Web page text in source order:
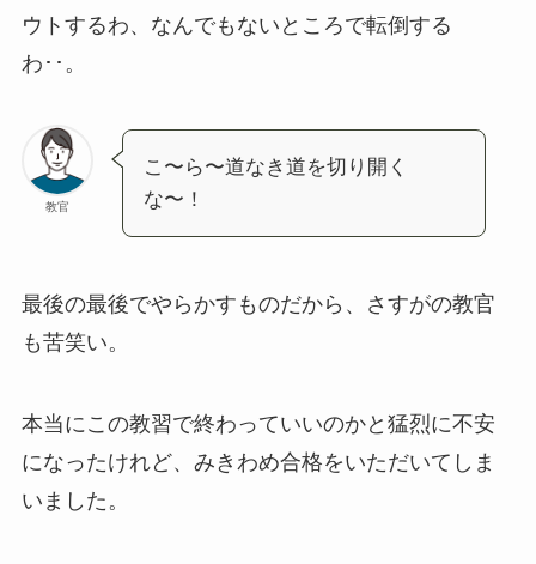
ウトするわ、なんでもないところで転倒する
わ･･。
教官
こ〜ら〜道なき道を切り開く
な〜！
最後の最後でやらかすものだから、さすがの教官
も苦笑い。
本当にこの教習で終わっていいのかと猛烈に不安
になったけれど、みきわめ合格をいただいてしま
いました。